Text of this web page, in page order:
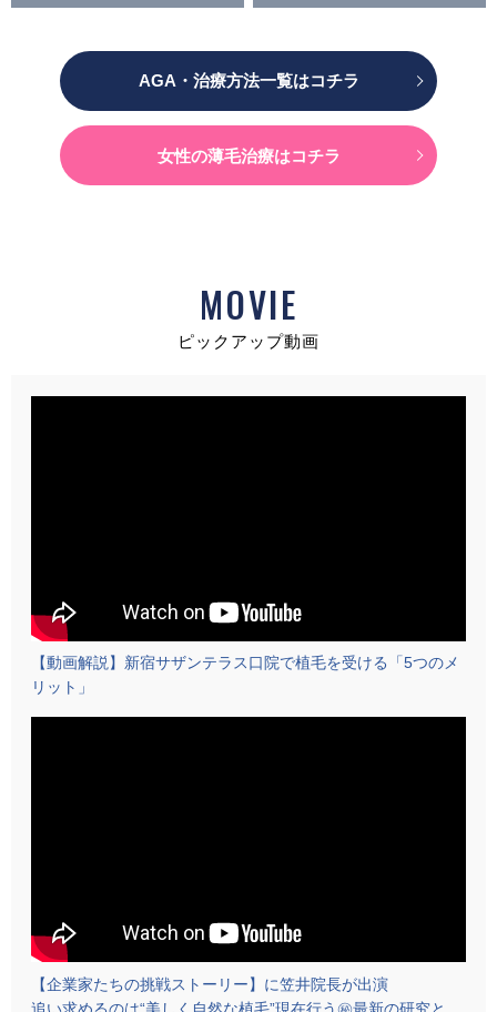
AGA・治療方法一覧はコチラ
女性の薄毛治療はコチラ
MOVIE
ピックアップ動画
【動画解説】新宿サザンテラス口院で植毛を受ける「5つのメ
リット」
【企業家たちの挑戦ストーリー】に笠井院長が出演